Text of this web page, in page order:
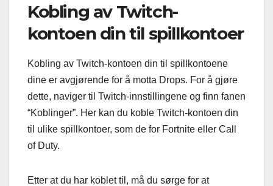
Kobling av Twitch-
kontoen din til spillkontoer
Kobling av Twitch-kontoen din til spillkontoene
dine er avgjørende for å motta Drops. For å gjøre
dette, naviger til Twitch-innstillingene og finn fanen
“Koblinger”. Her kan du koble Twitch-kontoen din
til ulike spillkontoer, som de for Fortnite eller Call
of Duty.
Etter at du har koblet til, må du sørge for at